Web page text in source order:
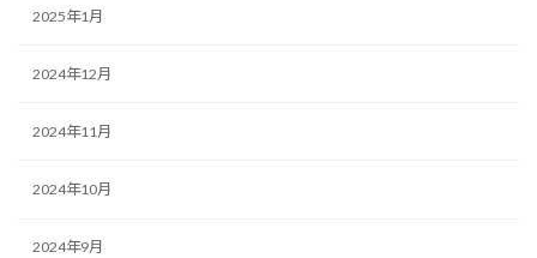
2025年1月
2024年12月
2024年11月
2024年10月
2024年9月